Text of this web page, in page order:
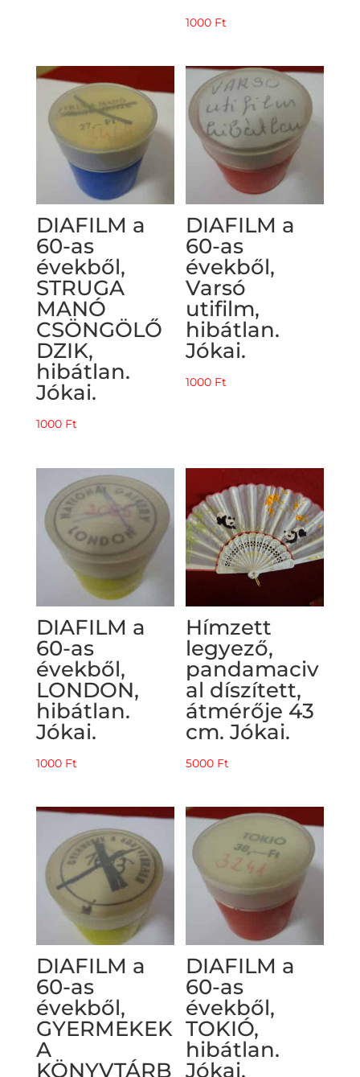
1000 Ft
DIAFILM a
60-as
évekből,
STRUGA
MANÓ
CSÖNGÖLŐ
DZIK,
hibátlan.
Jókai.
1000 Ft
DIAFILM a
60-as
évekből,
Varsó
utifilm,
hibátlan.
Jókai.
1000 Ft
DIAFILM a
60-as
évekből,
LONDON,
hibátlan.
Jókai.
1000 Ft
Hímzett
legyező,
pandamaciv
al díszített,
átmérője 43
cm. Jókai.
5000 Ft
DIAFILM a
60-as
évekből,
GYERMEKEK
A
KÖNYVTÁRB
DIAFILM a
60-as
évekből,
TOKIÓ,
hibátlan.
Jókai.